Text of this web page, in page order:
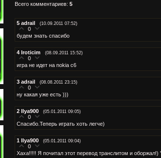
Всего комментариев: 5
5 adrail (10.09.2011 07:52)
0
будем знать спасибо
4 Iroticim (08.09.2011 15:52)
0
игра не идет на nokia c6
3 adrail (08.08.2011 23:15)
0
ну какая уже есть )))
2 Ilya900 (05.01.2011 09:05)
0
Спасибо.Теперь играть хоть легче)
1 Ilya900 (05.01.2011 09:04)
0
Хаха!!!!! Я почитал этот перевод транслитом и оборжал!)